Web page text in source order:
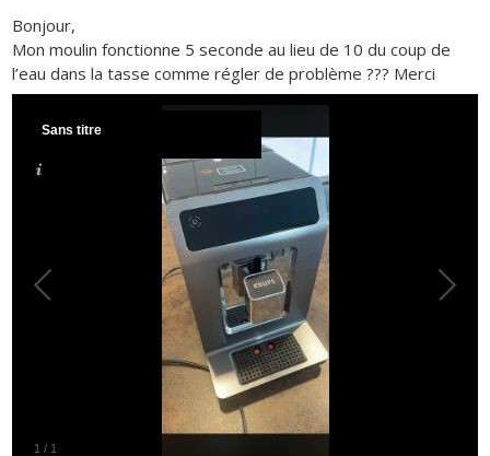
Bonjour,
Mon moulin fonctionne 5 seconde au lieu de 10 du coup de
l’eau dans la tasse comme régler de problème ??? Merci
1 / 1
Sans titre